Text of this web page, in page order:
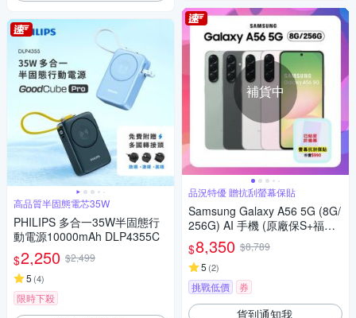
高品質半固態電芯35W
PHILIPS 多合一35W半固態行
動電源10000mAh DLP4355C
$2,250 $2,499
5 (4)
限時下殺
補貨中
品況特優 贈抗刮螢幕保貼
Samsung Galaxy A56 5G (8G/
256G) AI 手機 (原廠保S+福利
品)+螢幕保貼
$8,350 $8,789
5 (2)
挑戰低價 券
貨到通知我